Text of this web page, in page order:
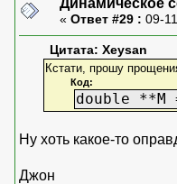
« Ответ #29 : 09-
Цитата: Xeysan
Кстати, прошу
Код:
double
Ну хоть какое-то
Джон